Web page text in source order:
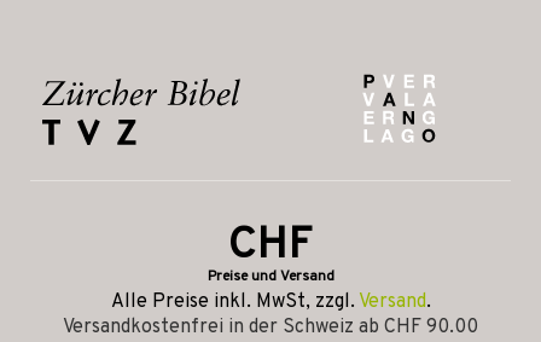
CHF
Preise und Versand
Alle Preise inkl. MwSt, zzgl. Versand.
Versandkostenfrei in der Schweiz ab CHF 90.00